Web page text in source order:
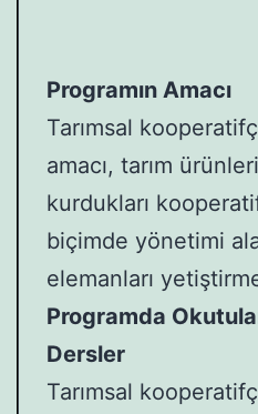
Programın Amacı
Tarımsal
amacı, tarım
kurdukları
biçimde yönetimi
elemanları
Programda
Dersler
Tarımsal